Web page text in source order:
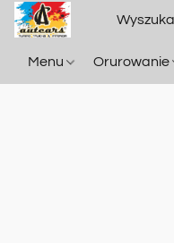
Menu Orurowanie